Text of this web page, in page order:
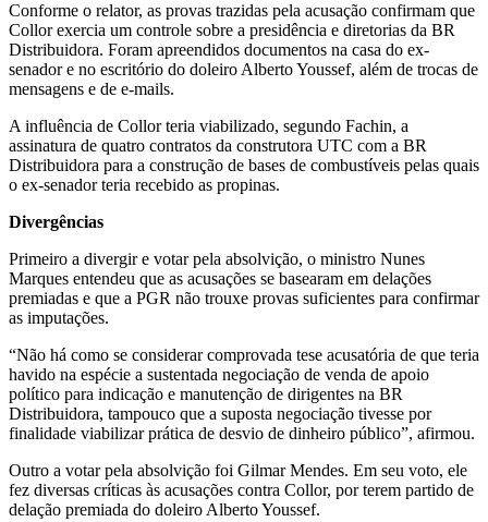
Conforme o relator, as provas trazidas pela acusação confirmam que
Collor exercia um controle sobre a presidência e diretorias da BR
Distribuidora. Foram apreendidos documentos na casa do ex-
senador e no escritório do doleiro Alberto Youssef, além de trocas de
mensagens e de e-mails.
A influência de Collor teria viabilizado, segundo Fachin, a
assinatura de quatro contratos da construtora UTC com a BR
Distribuidora para a construção de bases de combustíveis pelas quais
o ex-senador teria recebido as propinas.
Divergências
Primeiro a divergir e votar pela absolvição, o ministro Nunes
Marques entendeu que as acusações se basearam em delações
premiadas e que a PGR não trouxe provas suficientes para confirmar
as imputações.
“Não há como se considerar comprovada tese acusatória de que teria
havido na espécie a sustentada negociação de venda de apoio
político para indicação e manutenção de dirigentes na BR
Distribuidora, tampouco que a suposta negociação tivesse por
finalidade viabilizar prática de desvio de dinheiro público”, afirmou.
Outro a votar pela absolvição foi Gilmar Mendes. Em seu voto, ele
fez diversas críticas às acusações contra Collor, por terem partido de
delação premiada do doleiro Alberto Youssef.